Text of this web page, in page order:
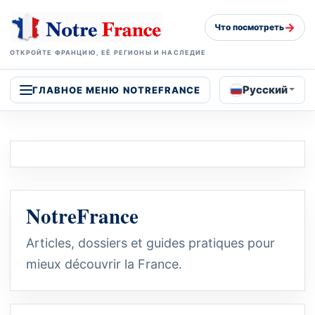
ОТКРОЙТЕ ФРАНЦИЮ, ЕЁ РЕГИОНЫ И НАСЛЕДИЕ
Что посмотреть→
ГЛАВНОЕ МЕНЮ NOTREFRANCE Русский
NotreFrance
Articles, dossiers et guides pratiques pour
mieux découvrir la France.